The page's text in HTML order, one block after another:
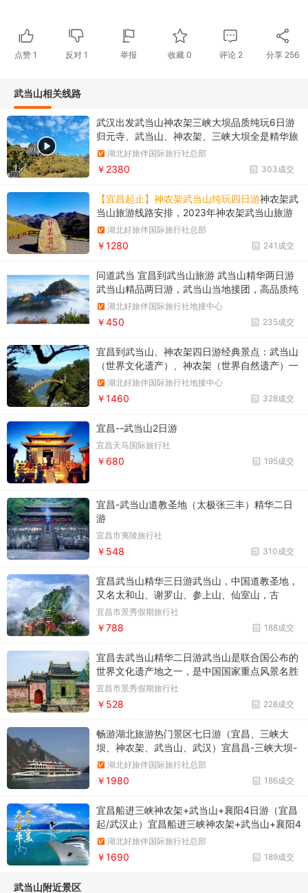
点赞 1 反对1 举报 收藏 0 评论 2 分享 256
武当山相关线路
武汉出发武当山神农架三峡大坝品质纯玩6日游
归元寺、武当山、神农架、三峡大坝全是精华旅
游景点
湖北好旅伴国际旅行社总部
303成交
￥2380
【宜昌起止】神农架武当山纯玩四日游神农架武
当山旅游线路安排，2023年神农架武当山旅游
线路推荐
湖北好旅伴国际旅行社总部
241成交
￥1280
问道武当 宜昌到武当山旅游 武当山精华两日游
武当山精品两日游，武当山当地接团，高品质纯
玩团湖北好旅伴国际旅行社地接中心
235成交
￥450
宜昌到武当山、神农架四日游经典景点：武当山
（世界文化遗产）、神农架（世界自然遗产）一
次游两个世界遗产，国内仅有…纯净旅游：国内
游的醉后一块乐土,让你真正体会到原滋原味的旅
游，让旅游回归本质…贴心住宿：全程住宿酒店
湖北好旅伴国际旅行社地接中心
328成交
￥1460
宜昌--武当山2日游
宜昌天马国际旅行社
195成交
￥680
宜昌-武当山道教圣地（太极张三丰）精华二日
游
宜昌市夷陵旅行社
310成交
￥548
宜昌武当山精华三日游武当山，中国道教圣地，
又名太和山、谢罗山、参上山、仙室山，古
有“太岳”、“玄岳”、“大岳”之称。位于湖北省西北
部十堰市丹江口市。
宜昌市景秀假期旅行社
188成交
￥788
宜昌去武当山精华二日游武当山是联合国公布的
世界文化遗产地之一，是中国国家重点风景名胜
区、国家AAAAA级风景区。武当山也是道教名山
和武当武术的发源地，被称为“亘古无双胜境，
天下第一仙山“
宜昌市景秀假期旅行社
228成交
￥528
畅游湖北旅游热门景区七日游（宜昌、三峡大
坝、神农架、武当山、武汉）宜昌昌-三峡大坝-
神农架-武当山-襄阳-武汉（环线游） 宜昌〖三
峡大坝游〗神农架〖深度全景游〗、武当山〖太
极养生、问道观光〗、襄阳〖古隆中〗 5天4晚
湖北好旅伴国际旅行社总部
186成交
￥1980
宜昌船进三峡神农架+武当山+襄阳4日游（宜昌
起/武汉止）宜昌船进三峡神农架+武当山+襄阳4
日游（宜昌起/武汉止）沿途景点：新三峡（高
峡平湖、香溪峡谷）； 昭君村； 神农架（神农
顶）； 武当山（南岩、紫霄、太子坡）； 古隆
湖北好旅伴国际旅行社总部
189成交
￥1690
武当山附近景区